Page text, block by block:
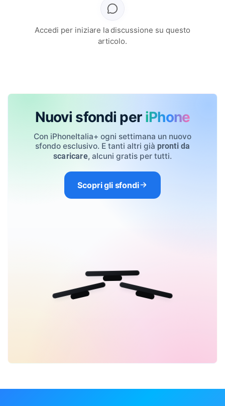
Accedi per iniziare la discussione su questo
articolo.
Nuovi sfondi per iPhone
Con iPhoneItalia+ ogni settimana un nuovo
sfondo esclusivo. E tanti altri già pronti da
scaricare, alcuni gratis per tutti.
Scopri gli sfondi